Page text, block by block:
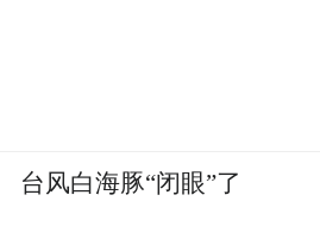
台风白海豚“闭眼”了